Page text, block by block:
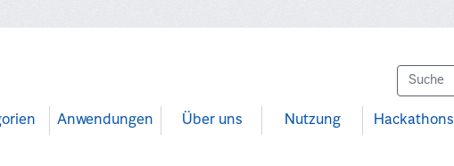
Anwendungen Über uns Nutzung Hackathons